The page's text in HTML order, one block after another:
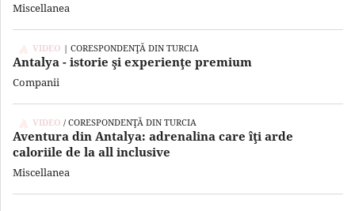
Miscellanea
VIDEO | CORESPONDENŢĂ DIN TURCIA
Antalya - istorie şi experienţe premium
Companii
VIDEO / CORESPONDENŢĂ DIN TURCIA
Aventura din Antalya: adrenalina care îţi arde
caloriile de la all inclusive
Miscellanea